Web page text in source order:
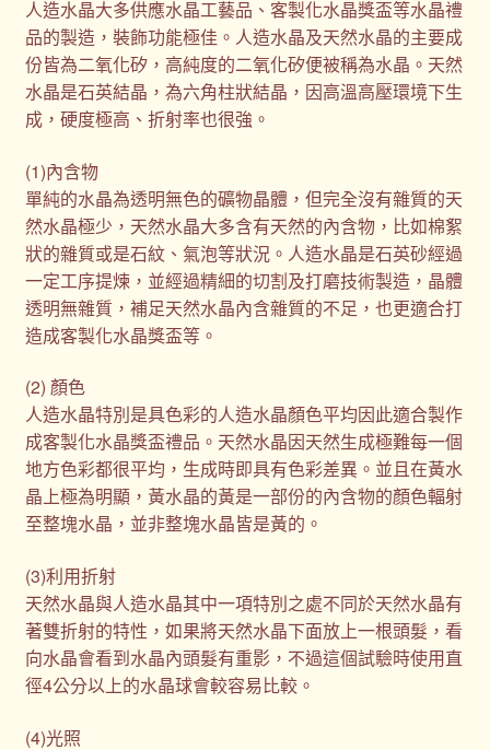
人造水晶大多供應水晶工藝品、客製化水晶獎盃等水晶禮
品的製造，裝飾功能極佳。人造水晶及天然水晶的主要成
份皆為二氧化矽，高純度的二氧化矽便被稱為水晶。天然
水晶是石英結晶，為六角柱狀結晶，因高溫高壓環境下生
成，硬度極高、折射率也很強。
(1)內含物
單純的水晶為透明無色的礦物晶體，但完全沒有雜質的天
然水晶極少，天然水晶大多含有天然的內含物，比如棉絮
狀的雜質或是石紋、氣泡等狀況。人造水晶是石英砂經過
一定工序提煉，並經過精細的切割及打磨技術製造，晶體
透明無雜質，補足天然水晶內含雜質的不足，也更適合打
造成客製化水晶獎盃等。
(2) 顏色
人造水晶特別是具色彩的人造水晶顏色平均因此適合製作
成客製化水晶獎盃禮品。天然水晶因天然生成極難每一個
地方色彩都很平均，生成時即具有色彩差異。並且在黃水
晶上極為明顯，黃水晶的黃是一部份的內含物的顏色輻射
至整塊水晶，並非整塊水晶皆是黃的。
(3)利用折射
天然水晶與人造水晶其中一項特別之處不同於天然水晶有
著雙折射的特性，如果將天然水晶下面放上一根頭髮，看
向水晶會看到水晶內頭髮有重影，不過這個試驗時使用直
徑4公分以上的水晶球會較容易比較。
(4)光照